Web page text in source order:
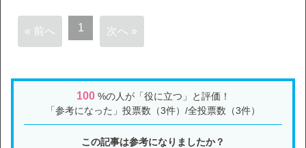
« 前へ 1 次へ »
100%の人が「役に立つ」と評価！
「参考になった」投票数（3件）/全投票数（3件）
この記事は参考になりましたか？